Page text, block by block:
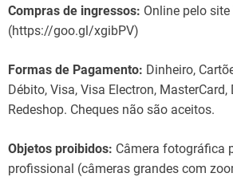
Compras de ingressos: Online pelo
(https://goo.gl/xgibPV)
Formas de Pagamento: Dinheiro,
Débito, Visa, Visa Electron, MasterCard,
Redeshop. Cheques não são aceitos.
Objetos proibidos: Câmera fotográfica
profissional (câmeras grandes com